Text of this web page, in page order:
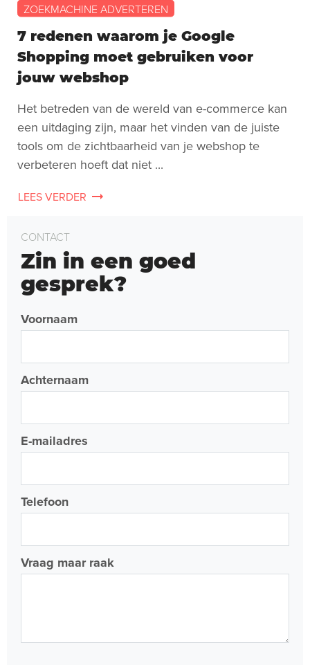
ZOEKMACHINE ADVERTEREN
7 redenen waarom je Google
Shopping moet gebruiken voor
jouw webshop
Het betreden van de wereld van e-commerce kan
een uitdaging zijn, maar het vinden van de juiste
tools om de zichtbaarheid van je webshop te
verbeteren hoeft dat niet ...
LEES VERDER
CONTACT
Zin in een goed
gesprek?
Voornaam
Achternaam
E-mailadres
Telefoon
Vraag maar raak